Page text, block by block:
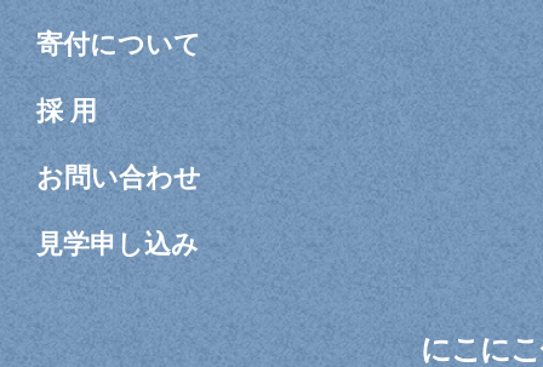
にこに
寄付について
採 用
お問い合わせ
見学申し込み